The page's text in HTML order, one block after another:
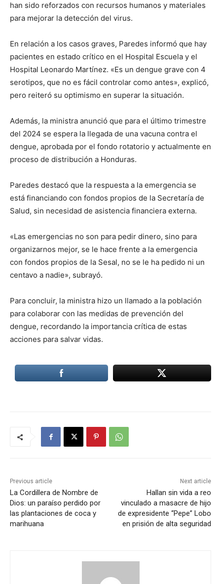
han sido reforzados con recursos humanos y materiales
para mejorar la detección del virus.
En relación a los casos graves, Paredes informó que hay
pacientes en estado crítico en el Hospital Escuela y el
Hospital Leonardo Martínez. «Es un dengue grave con 4
serotipos, que no es fácil controlar como antes», explicó,
pero reiteró su optimismo en superar la situación.
Además, la ministra anunció que para el último trimestre
del 2024 se espera la llegada de una vacuna contra el
dengue, aprobada por el fondo rotatorio y actualmente en
proceso de distribución a Honduras.
Paredes destacó que la respuesta a la emergencia se
está financiando con fondos propios de la Secretaría de
Salud, sin necesidad de asistencia financiera externa.
«Las emergencias no son para pedir dinero, sino para
organizarnos mejor, se le hace frente a la emergencia
con fondos propios de la Sesal, no se le ha pedido ni un
centavo a nadie», subrayó.
Para concluir, la ministra hizo un llamado a la población
para colaborar con las medidas de prevención del
dengue, recordando la importancia crítica de estas
acciones para salvar vidas.
Previous article
La Cordillera de Nombre de
Dios: un paraíso perdido por
las plantaciones de coca y
marihuana
Next article
Hallan sin vida a reo
vinculado a masacre de hijo
de expresidente “Pepe” Lobo
en prisión de alta seguridad